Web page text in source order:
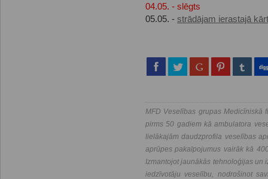
04.05. - slēgts
05.05. - strādājam ierastajā
MFD Veselības grupas Medicīniskā
pirms 50 gadiem kā ambulatora
lielākajām daudzprofila veselības
aprūpes pakalpojumus vairāk kā
Izmantojot jaunākās tehnoloģijas un
iedzīvotāju veselību, nodrošinot